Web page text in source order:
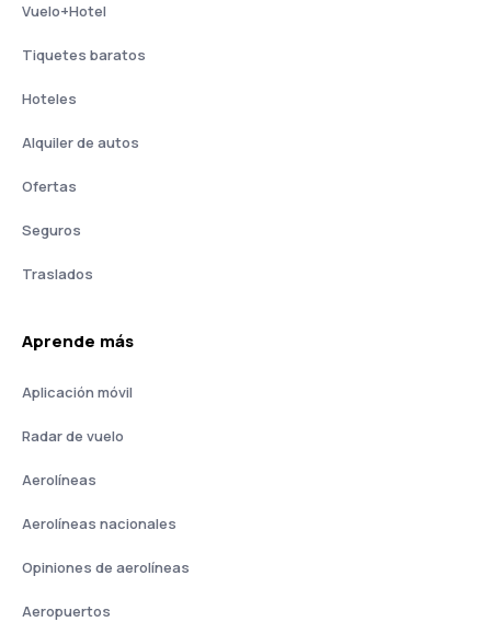
Vuelo+Hotel
Tiquetes baratos
Hoteles
Alquiler de autos
Ofertas
Seguros
Traslados
Aprende más
Aplicación móvil
Radar de vuelo
Aerolíneas
Aerolíneas nacionales
Opiniones de aerolíneas
Aeropuertos